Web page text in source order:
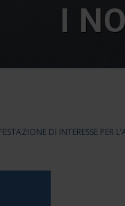
I
DI INTERESSE PER